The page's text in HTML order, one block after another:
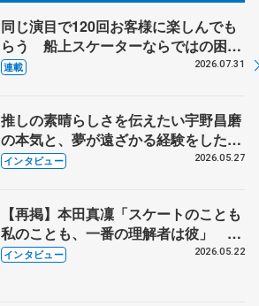
同じ演目で120回お客様に楽しんでも
らう 船上スケーターならではの困難
とは 影響あったPIW前キャプテン松
連載 2026.07.31
推しの素晴らしさを伝えたい宇野昌磨
の本気と、夢が遠ざかる経験をした本
田真凜の覚悟
インタビュー 2026.05.27
【再掲】本田真凜「スケートのことも
私のことも、一番の理解者は彼」 引
退時の単独インタビューで語った競技
インタビュー 2026.05.22